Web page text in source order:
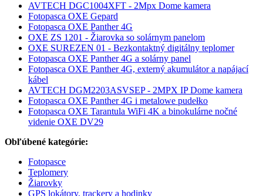
AVTECH DGC1004XFT - 2Mpx Dome kamera
Fotopasca OXE Gepard
Fotopasca OXE Panther 4G
OXE ZS 1201 - Žiarovka so solárnym panelom
OXE SUREZEN 01 - Bezkontaktný digitálny teplomer
Fotopasca OXE Panther 4G a solárny panel
Fotopasca OXE Panther 4G, externý akumulátor a napájací
kábel
AVTECH DGM2203ASVSEP - 2MPX IP Dome kamera
Fotopasca OXE Panther 4G i metalowe pudełko
Fotopasca OXE Tarantula WiFi 4K a binokulárne nočné
videnie OXE DV29
Obľúbené kategórie:
Fotopasce
Teplomery
Žiarovky
GPS lokátory, trackery a hodinky